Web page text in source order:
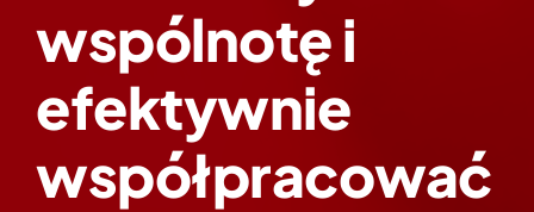
wspólnotę i
efektywnie
współpracować